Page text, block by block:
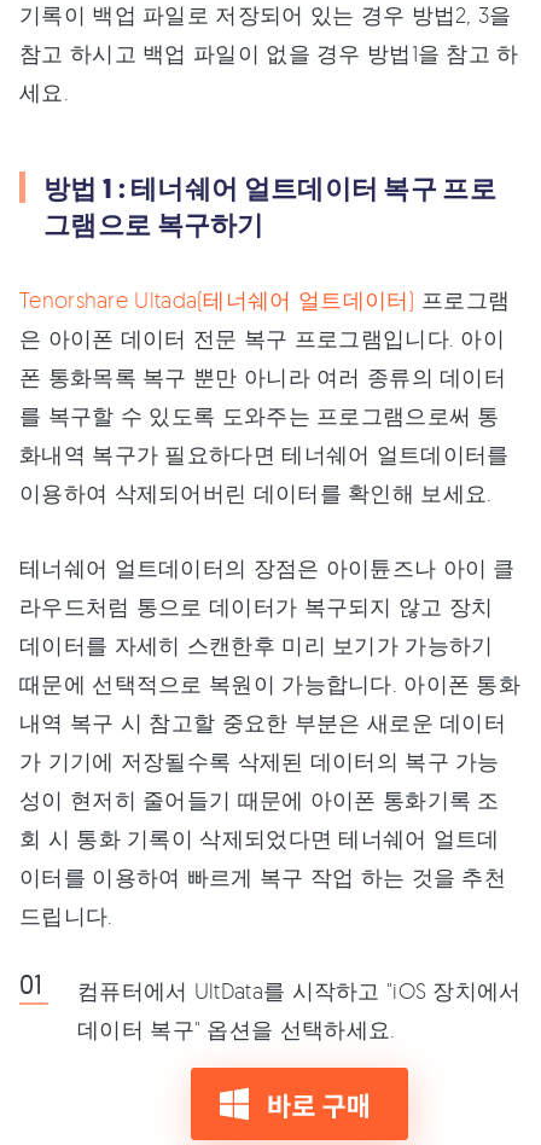
기록이 백업 파일로 저장되어 있는 경우 방법2, 3을
참고 하시고 백업 파일이 없을 경우 방법1을 참고 하
세요.
방법 1 : 테너쉐어 얼트데이터 복구 프로
그램으로 복구하기
Tenorshare Ultada(테너쉐어 얼트데이터) 프로그램
은 아이폰 데이터 전문 복구 프로그램입니다. 아이
폰 통화목록 복구 뿐만 아니라 여러 종류의 데이터
를 복구할 수 있도록 도와주는 프로그램으로써 통
화내역 복구가 필요하다면 테너쉐어 얼트데이터를
이용하여 삭제되어버린 데이터를 확인해 보세요.
테너쉐어 얼트데이터의 장점은 아이튠즈나 아이 클
라우드처럼 통으로 데이터가 복구되지 않고 장치
데이터를 자세히 스캔한후 미리 보기가 가능하기
때문에 선택적으로 복원이 가능합니다. 아이폰 통화
내역 복구 시 참고할 중요한 부분은 새로운 데이터
가 기기에 저장될수록 삭제된 데이터의 복구 가능
성이 현저히 줄어들기 때문에 아이폰 통화기록 조
회 시 통화 기록이 삭제되었다면 테너쉐어 얼트데
이터를 이용하여 빠르게 복구 작업 하는 것을 추천
드립니다.
컴퓨터에서 UltData를 시작하고 "iOS 장치에서
데이터 복구" 옵션을 선택하세요.